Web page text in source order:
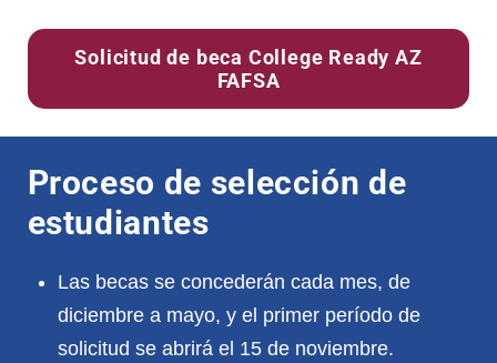
Solicitud de beca College Ready AZ
FAFSA
Proceso de selección de
estudiantes
Las becas se concederán cada mes, de
diciembre a mayo, y el primer período de
solicitud se abrirá el 15 de noviembre.